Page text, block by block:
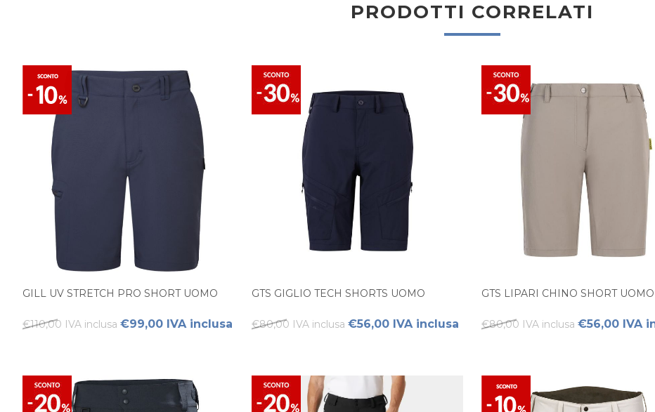
PRODOTTI CORRELATI
GILL UV STRETCH PRO SHORT UOMO
€110,00 IVA inclusa €99,00 IVA inclusa
GTS GIGLIO TECH SHORTS UOMO
€80,00 IVA inclusa €56,00 IVA inclusa
GTS LIPARI CHINO SHORT UOMO
€80,00 IVA inclusa €56,00 IVA